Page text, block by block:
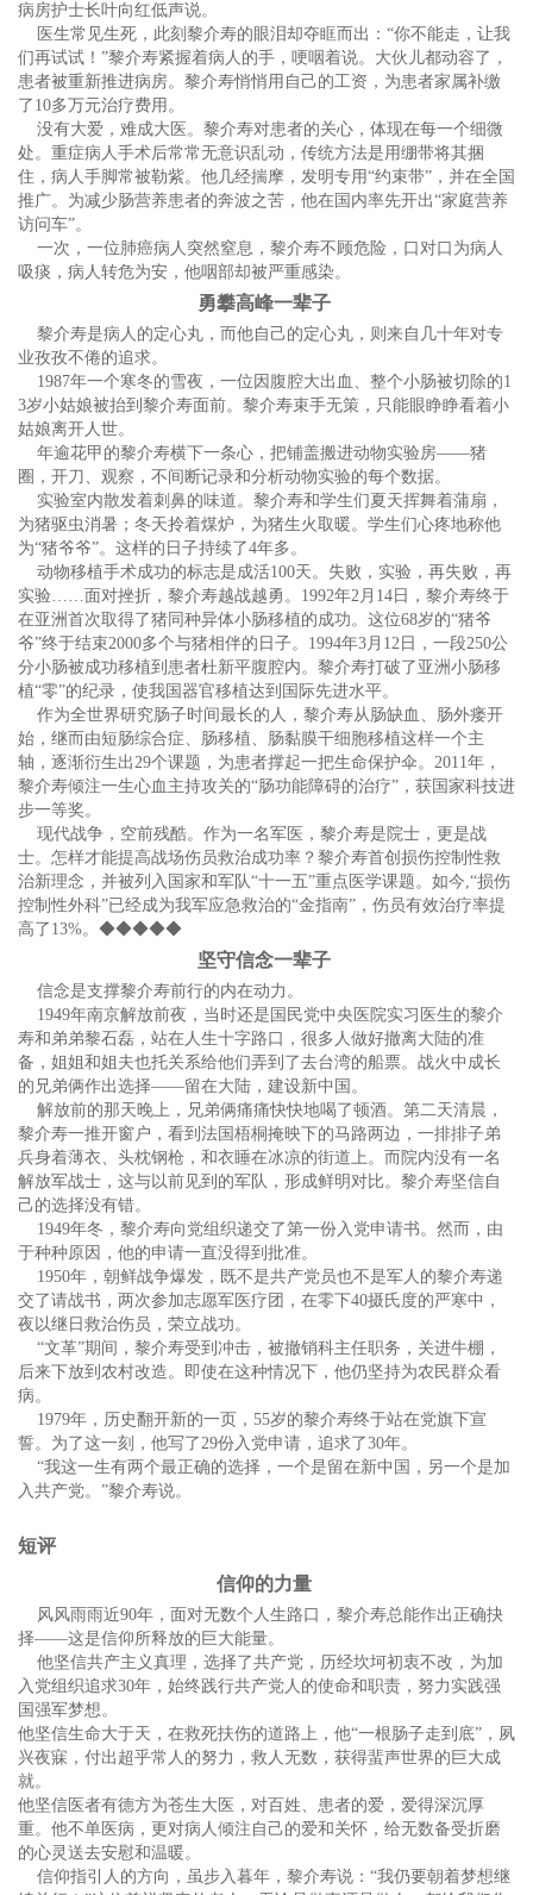
病房护士长叶向红低声说。
医生常见生死，此刻黎介寿的眼泪却夺眶而出：“你不能走，让我
们再试试！”黎介寿紧握着病人的手，哽咽着说。大伙儿都动容了，
患者被重新推进病房。黎介寿悄悄用自己的工资，为患者家属补缴
了10多万元治疗费用。
没有大爱，难成大医。黎介寿对患者的关心，体现在每一个细微
处。重症病人手术后常常无意识乱动，传统方法是用绷带将其捆
住，病人手脚常被勒紫。他几经揣摩，发明专用“约束带”，并在全国
推广。为减少肠营养患者的奔波之苦，他在国内率先开出“家庭营养
访问车”。
一次，一位肺癌病人突然窒息，黎介寿不顾危险，口对口为病人
吸痰，病人转危为安，他咽部却被严重感染。
勇攀高峰一辈子
黎介寿是病人的定心丸，而他自己的定心丸，则来自几十年对专
业孜孜不倦的追求。
1987年一个寒冬的雪夜，一位因腹腔大出血、整个小肠被切除的1
3岁小姑娘被抬到黎介寿面前。黎介寿束手无策，只能眼睁睁看着小
姑娘离开人世。
年逾花甲的黎介寿横下一条心，把铺盖搬进动物实验房——猪
圈，开刀、观察，不间断记录和分析动物实验的每个数据。
实验室内散发着刺鼻的味道。黎介寿和学生们夏天挥舞着蒲扇，
为猪驱虫消暑；冬天拎着煤炉，为猪生火取暖。学生们心疼地称他
为“猪爷爷”。这样的日子持续了4年多。
动物移植手术成功的标志是成活100天。失败，实验，再失败，再
实验……面对挫折，黎介寿越战越勇。1992年2月14日，黎介寿终于
在亚洲首次取得了猪同种异体小肠移植的成功。这位68岁的“猪爷
爷”终于结束2000多个与猪相伴的日子。1994年3月12日，一段250公
分小肠被成功移植到患者杜新平腹腔内。黎介寿打破了亚洲小肠移
植“零”的纪录，使我国器官移植达到国际先进水平。
作为全世界研究肠子时间最长的人，黎介寿从肠缺血、肠外瘘开
始，继而由短肠综合症、肠移植、肠黏膜干细胞移植这样一个主
轴，逐渐衍生出29个课题，为患者撑起一把生命保护伞。2011年，
黎介寿倾注一生心血主持攻关的“肠功能障碍的治疗”，获国家科技进
步一等奖。
现代战争，空前残酷。作为一名军医，黎介寿是院士，更是战
士。怎样才能提高战场伤员救治成功率？黎介寿首创损伤控制性救
治新理念，并被列入国家和军队“十一五”重点医学课题。如今,“损伤
控制性外科”已经成为我军应急救治的“金指南”，伤员有效治疗率提
高了13%。◆◆◆◆◆
坚守信念一辈子
信念是支撑黎介寿前行的内在动力。
1949年南京解放前夜，当时还是国民党中央医院实习医生的黎介
寿和弟弟黎石磊，站在人生十字路口，很多人做好撤离大陆的准
备，姐姐和姐夫也托关系给他们弄到了去台湾的船票。战火中成长
的兄弟俩作出选择——留在大陆，建设新中国。
解放前的那天晚上，兄弟俩痛痛快快地喝了顿酒。第二天清晨，
黎介寿一推开窗户，看到法国梧桐掩映下的马路两边，一排排子弟
兵身着薄衣、头枕钢枪，和衣睡在冰凉的街道上。而院内没有一名
解放军战士，这与以前见到的军队，形成鲜明对比。黎介寿坚信自
己的选择没有错。
1949年冬，黎介寿向党组织递交了第一份入党申请书。然而，由
于种种原因，他的申请一直没得到批准。
1950年，朝鲜战争爆发，既不是共产党员也不是军人的黎介寿递
交了请战书，两次参加志愿军医疗团，在零下40摄氏度的严寒中，
夜以继日救治伤员，荣立战功。
“文革”期间，黎介寿受到冲击，被撤销科主任职务，关进牛棚，
后来下放到农村改造。即使在这种情况下，他仍坚持为农民群众看
病。
1979年，历史翻开新的一页，55岁的黎介寿终于站在党旗下宣
誓。为了这一刻，他写了29份入党申请，追求了30年。
“我这一生有两个最正确的选择，一个是留在新中国，另一个是加
入共产党。”黎介寿说。
短评
信仰的力量
风风雨雨近90年，面对无数个人生路口，黎介寿总能作出正确抉
择——这是信仰所释放的巨大能量。
他坚信共产主义真理，选择了共产党，历经坎坷初衷不改，为加
入党组织追求30年，始终践行共产党人的使命和职责，努力实践强
国强军梦想。
他坚信生命大于天，在救死扶伤的道路上，他“一根肠子走到底”，夙
兴夜寐，付出超乎常人的努力，救人无数，获得蜚声世界的巨大成
就。
他坚信医者有德方为苍生大医，对百姓、患者的爱，爱得深沉厚
重。他不单医病，更对病人倾注自己的爱和关怀，给无数备受折磨
的心灵送去安慰和温暖。
信仰指引人的方向，虽步入暮年，黎介寿说：“我仍要朝着梦想继